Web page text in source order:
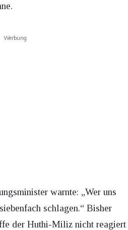
Werbung
warnte: „Wer uns
schlagen.“ Bisher
der Huthi-Miliz nicht reagiert